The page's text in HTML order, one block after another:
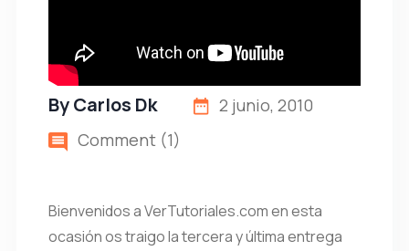
ByCarlos Dk
2 junio, 2010
Comment (1)
Bienvenidos a VerTutoriales.com en esta
ocasión os traigo la tercera y última entrega